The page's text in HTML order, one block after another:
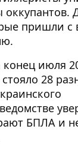
пришли с
июля
28
БПЛА и